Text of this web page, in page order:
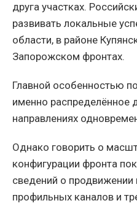
друга участках.
развивать локальные
области, в районе
Запорожском фронтах.
Главной особенностью
именно распределённое
направлениях
Однако говорить о
конфигурации фронта
сведений о продвижении
профильных каналов и